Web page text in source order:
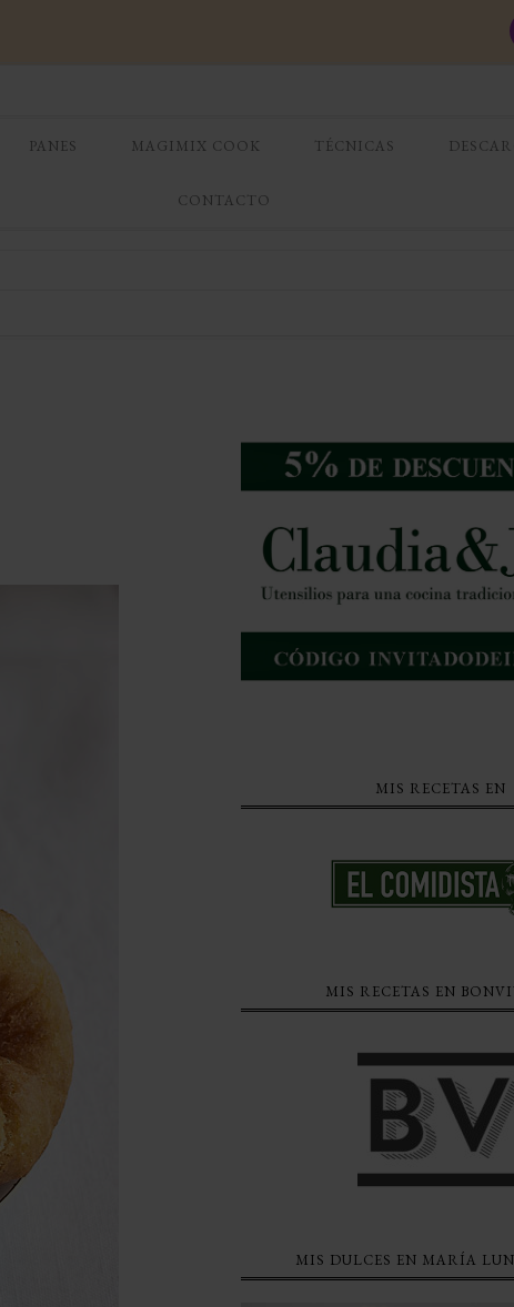
PANES MAGIMIX COOK TÉCNICAS
CONTACTO
MIS RECETAS EN
MIS RECETAS EN
MIS DULCES EN MARÍA